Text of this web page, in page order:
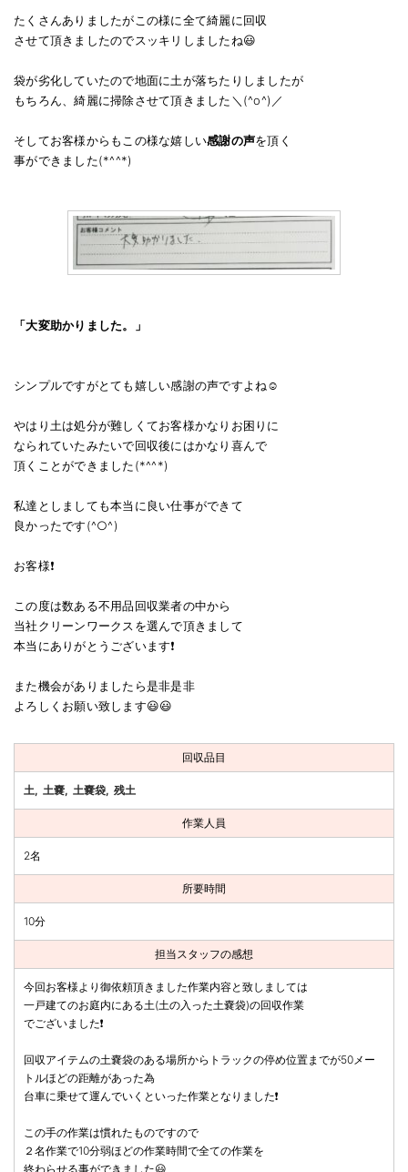
たくさんありましたがこの様に全て綺麗に回収
させて頂きましたのでスッキリしましたね😃
袋が劣化していたので地面に土が落ちたりしましたが
もちろん、綺麗に掃除させて頂きました＼(^o^)／
そしてお客様からもこの様な嬉しい感謝の声を頂く
事ができました(*^^*)
「大変助かりました。」
シンプルですがとても嬉しい感謝の声ですよね☺️
やはり土は処分が難しくてお客様かなりお困りに
なられていたみたいで回収後にはかなり喜んで
頂くことができました(*^^*)
私達としましても本当に良い仕事ができて
良かったです(^○^)
お客様❗
この度は数ある不用品回収業者の中から
当社クリーンワークスを選んで頂きまして
本当にありがとうございます❗
また機会がありましたら是非是非
よろしくお願い致します😃😃
回収品目
土 土嚢 土嚢袋 残土
作業人員
2名
所要時間
10分
担当スタッフの感想
今回お客様より御依頼頂きました作業内容と致しましては
一戸建てのお庭内にある土(土の入った土嚢袋)の回収作業
でございました❗
回収アイテムの土嚢袋のある場所からトラックの停め位置までが50メー
トルほどの距離があった為
台車に乗せて運んでいくといった作業となりました❗
この手の作業は慣れたものですので
２名作業で10分弱ほどの作業時間で全ての作業を
終わらせる事ができました😃